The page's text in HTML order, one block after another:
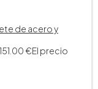
de acero y
151.00€El precio